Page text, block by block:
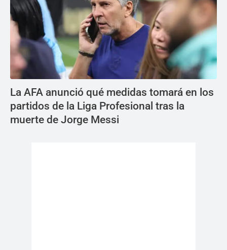
La AFA anunció qué medidas tomará en los
partidos de la Liga Profesional tras la
muerte de Jorge Messi